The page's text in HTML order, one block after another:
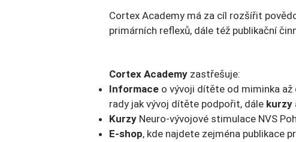
Cortex Academy má za cíl rozšířit
primárních reflexů, dále též publikační
Cortex Academy zastřešuje:
Informace o vývoji dítěte od miminka až
rady jak vývoj dítěte podpořit, dále kurzy
Kurzy Neuro-vývojové stimulace NVS
E-shop, kde najdete zejména publikace